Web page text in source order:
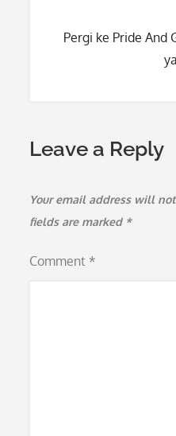
Pergi ke Pride And
Leave a Reply
Your email address will
fields are marked *
Comment *